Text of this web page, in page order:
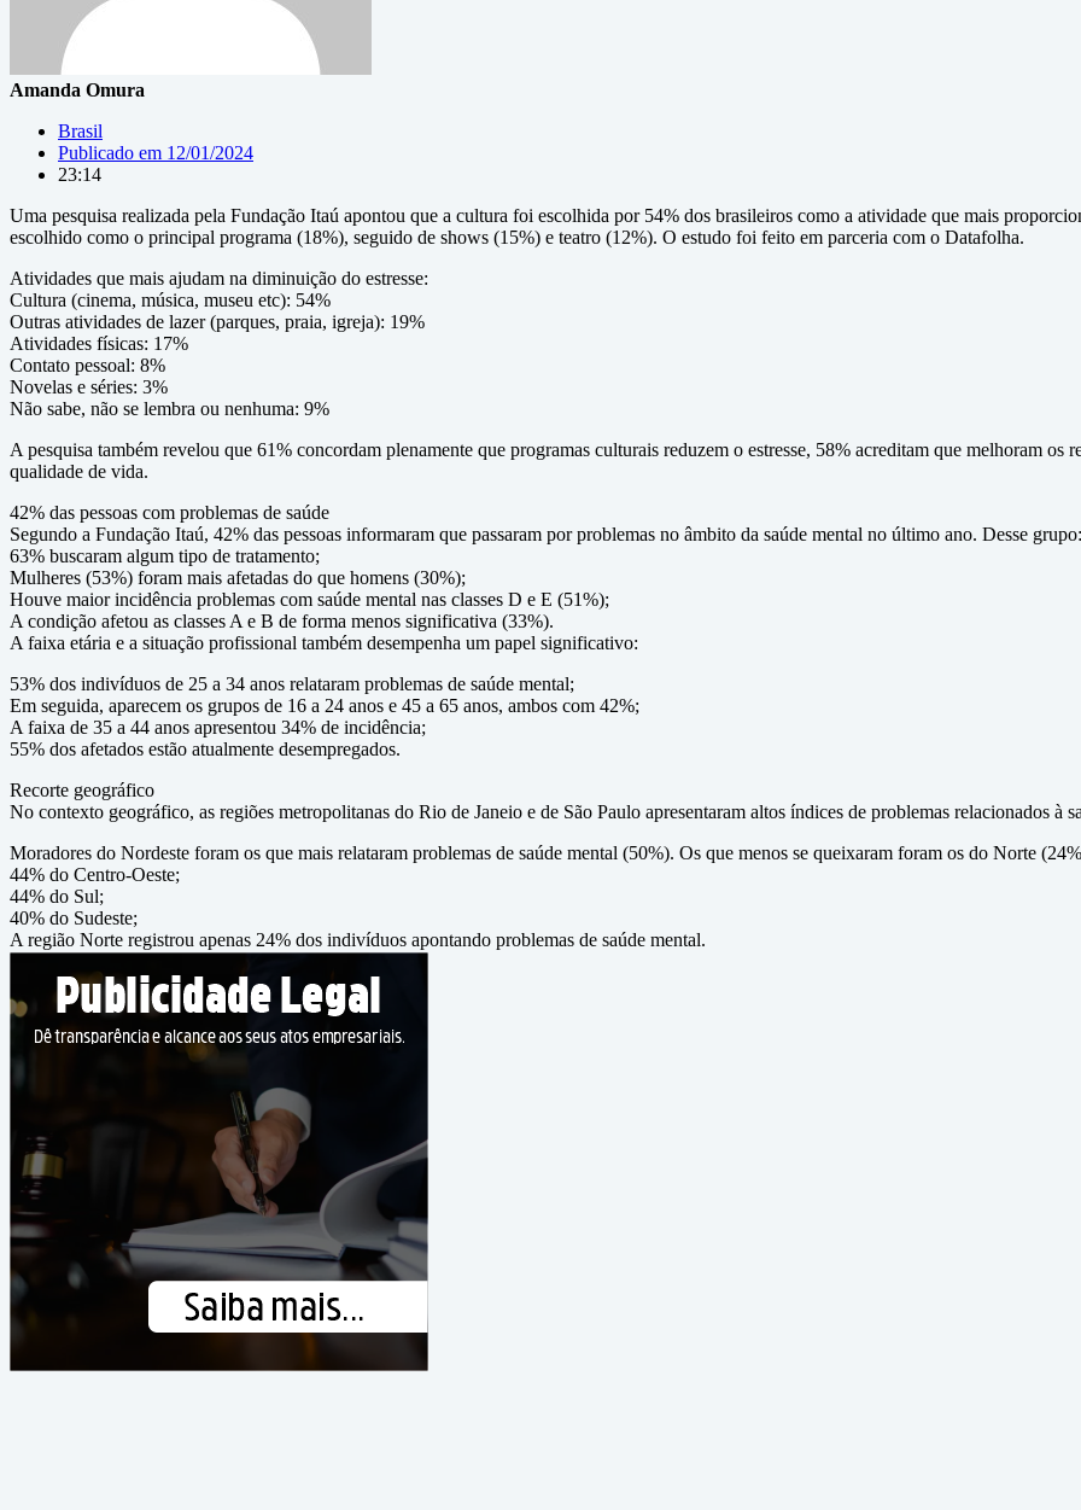
Amanda Omura
Brasil
Publicado em 12/01/2024
23:14
Uma pesquisa realizada pela Fundação Itaú apontou que a cultura foi escolhida por 54% dos brasileiros como a atividade que mais
escolhido como o principal programa (18%), seguido de shows (15%) e teatro (12%). O estudo foi feito em parceria com o Datafolha.
Atividades que mais ajudam na diminuição do estresse:
Cultura (cinema, música, museu etc): 54%
Outras atividades de lazer (parques, praia, igreja): 19%
Atividades físicas: 17%
Contato pessoal: 8%
Novelas e séries: 3%
Não sabe, não se lembra ou nenhuma: 9%
A pesquisa também revelou que 61% concordam plenamente que programas culturais reduzem o estresse, 58% acreditam que melhoram os
qualidade de vida.
42% das pessoas com problemas de saúde
Segundo a Fundação Itaú, 42% das pessoas informaram que passaram por problemas no âmbito da saúde mental no último ano. Desse grupo:
63% buscaram algum tipo de tratamento;
Mulheres (53%) foram mais afetadas do que homens (30%);
Houve maior incidência problemas com saúde mental nas classes D e E (51%);
A condição afetou as classes A e B de forma menos significativa (33%).
A faixa etária e a situação profissional também desempenha um papel significativo:
53% dos indivíduos de 25 a 34 anos relataram problemas de saúde mental;
Em seguida, aparecem os grupos de 16 a 24 anos e 45 a 65 anos, ambos com 42%;
A faixa de 35 a 44 anos apresentou 34% de incidência;
55% dos afetados estão atualmente desempregados.
Recorte geográfico
No contexto geográfico, as regiões metropolitanas do Rio de Janeio e de São Paulo apresentaram altos índices de problemas relacionados à
Moradores do Nordeste foram os que mais relataram problemas de saúde mental (50%). Os que menos se queixaram foram os do Norte
44% do Centro-Oeste;
44% do Sul;
40% do Sudeste;
A região Norte registrou apenas 24% dos indivíduos apontando problemas de saúde mental.